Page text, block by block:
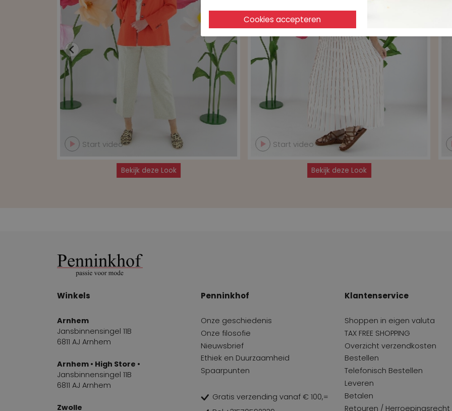
Start video
Bekijk deze Look
Start video
Bekijk deze Look
Winkels
Arnhem
Jansbinnensingel 11B
6811 AJ Arnhem
Arnhem • High Store •
Jansbinnensingel 11B
6811 AJ Arnhem
Zwolle
Penninkhof
Onze geschiedenis
Onze filosofie
Nieuwsbrief
Ethiek en Duurzaamheid
Spaarpunten
Gratis verzending vanaf € 100,=
Klantenservice
Shoppen in eigen valuta
TAX FREE SHOPPING
Overzicht verzendkosten
Bestellen
Telefonisch Bestellen
Leveren
Betalen
Retouren / Herroepingsrecht